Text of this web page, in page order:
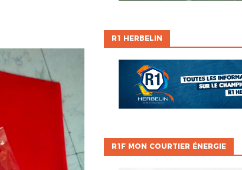
R1 HERBELIN
R1F MON COURTIER ÉNERGIE